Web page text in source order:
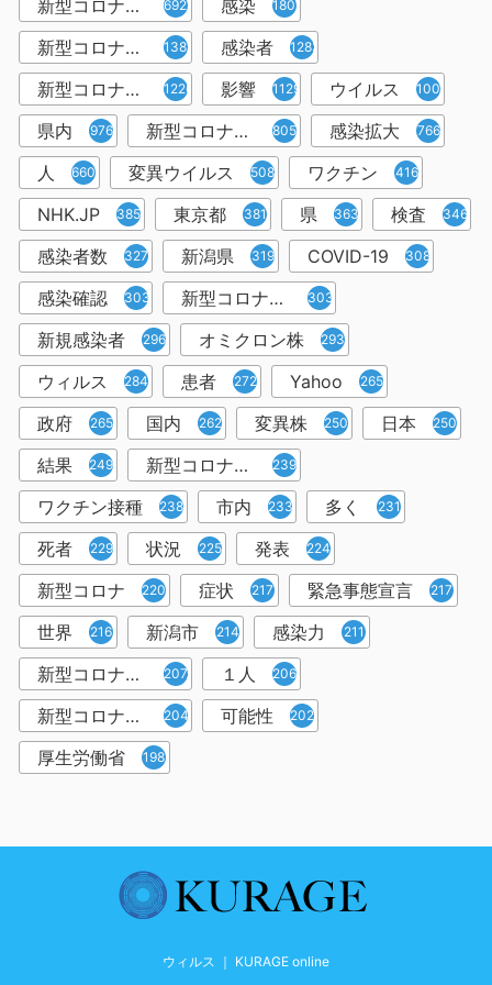
新型コロナウイルス 6921 感染 1809
新型コロナウィルス 1382 感染者 1283
新型コロナウイルス感染症 1226 影響 1129 ウイルス 1001
県内 976 新型コロナウイルス感染 805 感染拡大 766
人 660 変異ウイルス 508 ワクチン 416
NHK.JP 385 東京都 381 県 363 検査 346
感染者数 327 新潟県 319 COVID-19 308
感染確認 303 新型コロナウィルス感染症 303
新規感染者 296 オミクロン株 293
ウィルス 284 患者 272 Yahoo 265
政府 265 国内 262 変異株 250 日本 250
結果 249 新型コロナウイルスワクチン 239
ワクチン接種 238 市内 233 多く 231
死者 229 状況 225 発表 224
新型コロナ 220 症状 217 緊急事態宣言 217
世界 216 新潟市 214 感染力 211
新型コロナウイルス感染者 207 １人 206
新型コロナウイルス対策 204 可能性 202
厚生労働省 198
ウィルス ｜ KURAGE online